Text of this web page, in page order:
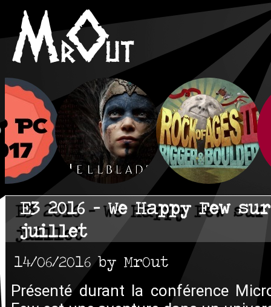
E3 2016 - We Happy Few
juillet
14/06/2016 by MrOut
Présenté durant la conférence